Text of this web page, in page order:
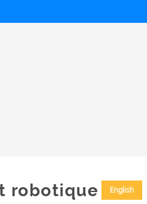
English
robotique